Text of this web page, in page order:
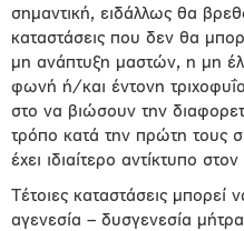
σημαντική, ειδάλλως θα
καταστάσεις που δεν θα
μη ανάπτυξη μαστών, η μη
φωνή ή/και έντονη
στο να βιώσουν την
τρόπο κατά την πρώτη τους
έχει ιδιαίτερο αντίκτυπο
Τέτοιες καταστάσεις μπορεί
αγενεσία – δυσγενεσία